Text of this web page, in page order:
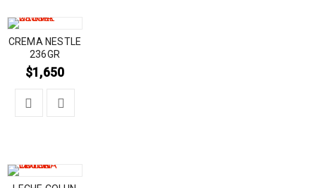
CREMA NESTLE
236GR
$1,650